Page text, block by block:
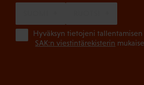
Hyväksyn tietojeni tallentamisen
SAK:n viestintärekisterin